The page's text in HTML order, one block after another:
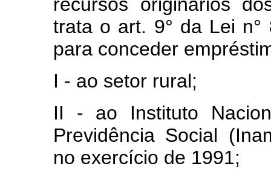
trata o art. 9° da Lei
para conceder
I - ao setor rural;
II - ao Instituto
Previdência Social
no exercício de 1991;